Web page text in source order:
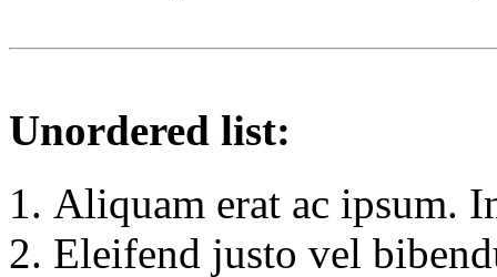
Unordered list:
Aliquam erat ac ipsum.
Eleifend justo vel